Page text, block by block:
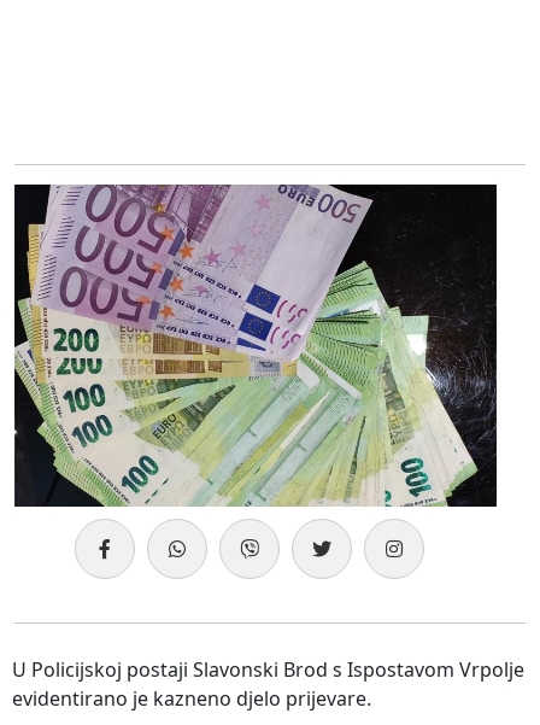
U Policijskoj postaji Slavonski Brod s Ispostavom Vrpolje
evidentirano je kazneno djelo prijevare.